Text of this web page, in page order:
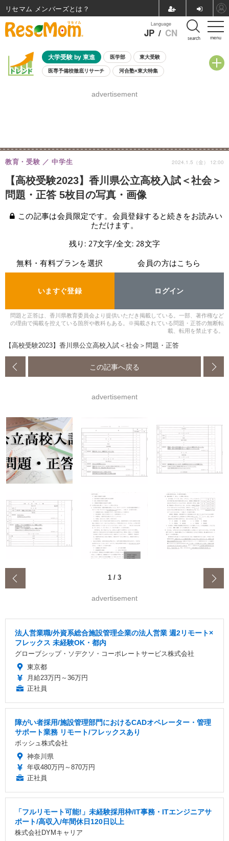
menu
Language
JP / CN search
大学受験 by 東進 医学部 東大受験
医専予備校徹底リサーチ 河合塾×東大特集
8月開催学校説明会・相談会
advertisement
【高校受験2023】香川県公立高校入試＜社会＞
問題・正答 5枚目の写真・画像
教育・受験 中学生 2024.1.5（金） 12:00
この記事は会員限定です。会員登録すると続きをお読みい
ただけます。
残り: 27文字/全文: 28文字
無料・有料プランを選択
いますぐ登録
会員の方はこちら
ログイン
問題と正答は、香川県教育委員会より提供いただき掲載している。一部、著作権など
の理由で掲載を控えている箇所や教科もある。※掲載されている問題・正答の無断転
載、転用を禁止する。
【高校受験2023】香川県公立高校入試＜社会＞問題・正答
この記事へ戻る
advertisement
1 / 3
advertisement
法人営業職/外資系総合施設管理企業の法人営業 週2リモート×
フレックス 未経験OK・都内
グローブシップ・ソデクソ・コーポレートサービス株式会社
東京都
月給23万円～36万円
正社員
障がい者採用/施設管理部門におけるCADオペレーター・管理
サポート業務 リモート/フレックスあり
ボッシュ株式会社
神奈川県
年収480万円～870万円
正社員
「フルリモート可能!」未経験採用枠/IT事務・ITエンジニアサ
ポート/高収入/年間休日120日以上
株式会社DYMキャリア
リセマム メンバーズ